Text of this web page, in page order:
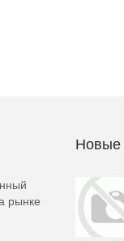
рынке
Новые